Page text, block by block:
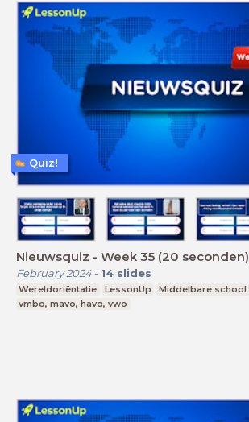
Nieuwsquiz - Week 35 (20 seconden)
February 2024- 14 slides
Wereldoriëntatie LessonUp Middelbare school
vmbo, mavo, havo, vwo
Quiz!